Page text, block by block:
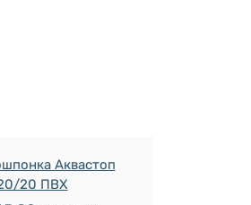
Аквастоп
20 ПВХ